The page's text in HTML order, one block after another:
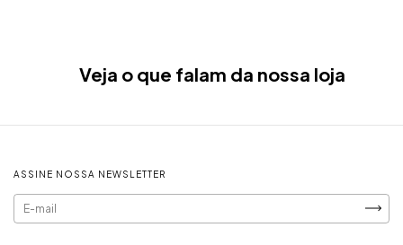
Veja o que falam da nossa loja
ASSINE NOSSA NEWSLETTER